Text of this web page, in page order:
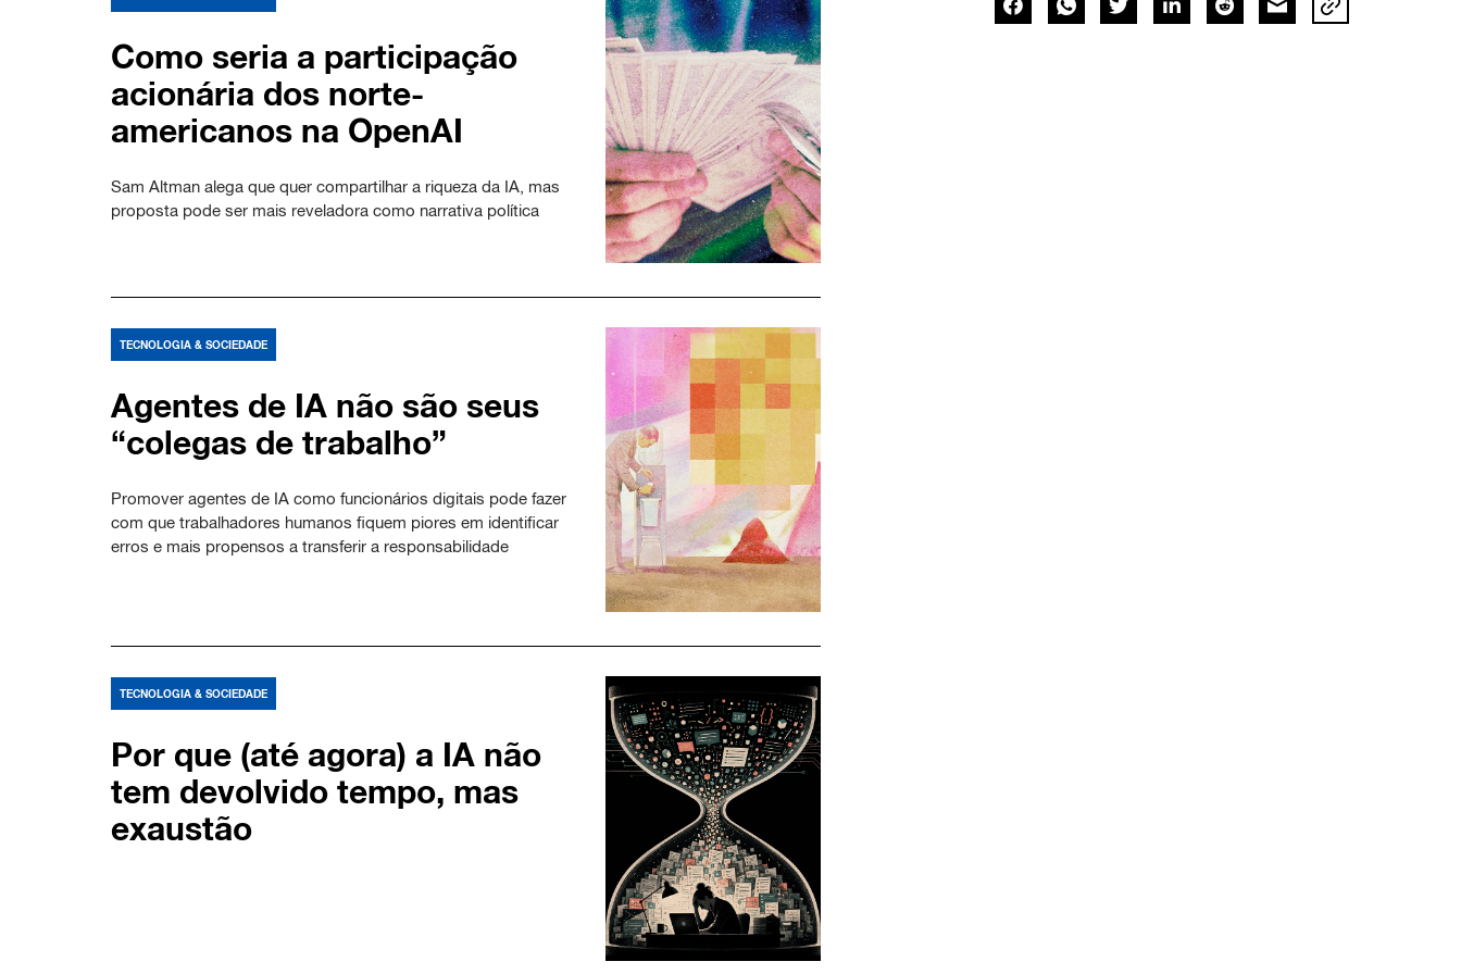
Como seria a participação
acionária dos norte-
americanos na OpenAI
Sam Altman alega que quer compartilhar a riqueza da IA, mas
proposta pode ser mais reveladora como narrativa política
TECNOLOGIA & SOCIEDADE
Agentes de IA não são seus
“colegas de trabalho”
Promover agentes de IA como funcionários digitais pode fazer
com que trabalhadores humanos fiquem piores em identificar
erros e mais propensos a transferir a responsabilidade
TECNOLOGIA & SOCIEDADE
Por que (até agora) a IA não
tem devolvido tempo, mas
exaustão